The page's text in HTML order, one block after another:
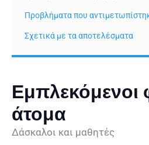
Προβλήματα που
Σχετικά με τα αποτελέσματα
Εμπλεκόμενοι
άτομα
Δάσκαλοι και μαθητές